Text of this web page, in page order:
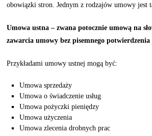
obowiązki stron. Jednym z rodzajów umowy jest
Umowa ustna – zwana potocznie umową na
zawarcia umowy bez pisemnego
Przykładami umowy ustnej mogą być:
Umowa sprzedaży
Umowa o świadczenie usług
Umowa pożyczki pieniędzy
Umowa użyczenia
Umowa zlecenia drobnych prac